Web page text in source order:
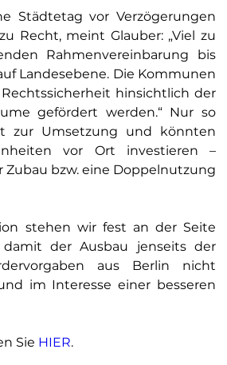
Städtetag vor Verzögerungen
Recht, meint Glauber: „Viel zu
Rahmenvereinbarung bis
Landesebene. Die Kommunen
hinsichtlich der
gefördert werden.“ Nur so
zur Umsetzung und könnten
vor Ort investieren –
Zubau bzw. eine Doppelnutzung
stehen wir fest an der Seite
der Ausbau jenseits der
aus Berlin nicht
im Interesse einer besseren
Sie HIER.